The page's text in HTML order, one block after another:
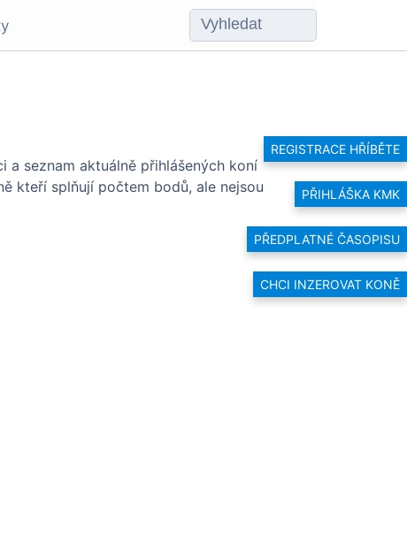
REGISTRACE HŘÍBĚTE
PŘIHLÁŠKA KMK
PŘEDPLATNÉ ČASOPISU
CHCI INZEROVAT KONĚ
a seznam aktuálně přihlášených koní
kteří splňují počtem bodů, ale nejsou